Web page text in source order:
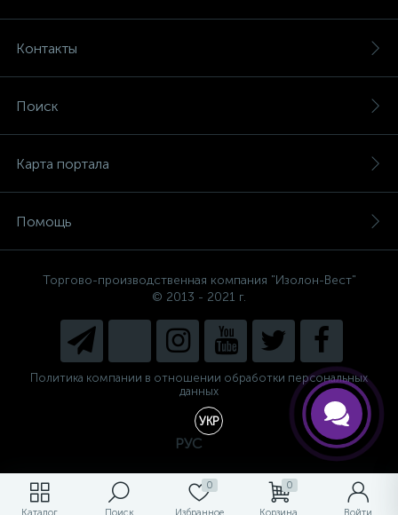
0 0
Контакты
Поиск
Карта портала
Помощь
Торгово-производственная компания "Изолон-Вест"
© 2013 - 2021 г.
Политика компании в отношении обработки персональных
данных
УКР
РУС
выбрать?
Напишите нам и мы поможем
подобрать Вам необходимый